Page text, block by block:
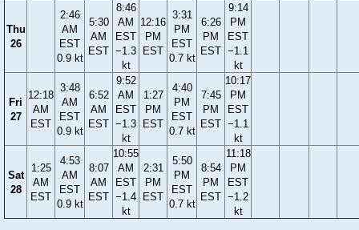
Thu
26
2:46
AM
EST
0.9 kt
5:30
AM
EST
8:46
AM
EST
−1.3
kt
12:16
PM
EST
3:31
PM
EST
0.7 kt
6:26
PM
EST
9:14
PM
EST
−1.1
kt
Fri
27
12:18
AM
EST
3:48
AM
EST
0.9 kt
6:52
AM
EST
9:52
AM
EST
−1.3
kt
1:27
PM
EST
4:40
PM
EST
0.7 kt
7:45
PM
EST
10:17
PM
EST
−1.1
kt
Sat
28
1:25
AM
EST
4:53
AM
EST
0.9 kt
8:07
AM
EST
10:55
AM
EST
−1.4
kt
2:31
PM
EST
5:50
PM
EST
0.7 kt
8:54
PM
EST
11:18
PM
EST
−1.2
kt